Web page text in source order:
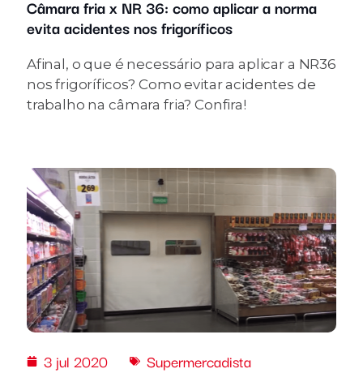
Câmara fria x NR 36: como aplicar a norma
evita acidentes nos frigoríficos
Afinal, o que é necessário para aplicar a NR36
nos frigoríficos? Como evitar acidentes de
trabalho na câmara fria? Confira!
3 jul 2020 Supermercadista